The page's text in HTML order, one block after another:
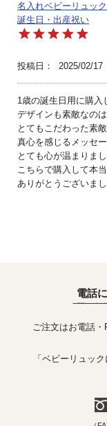
名入れベビーリュッ
誕生日・出産祝い
投稿日 2025/02/17
1歳の誕生日用に購入
デザインも素敵なの
とてもこだわった素
真心を感じるメッセ
とても心が温まりまし
こちらで購入して本
ありがとうございまし
電話
ご注文はお電話
「ベビーリュッ